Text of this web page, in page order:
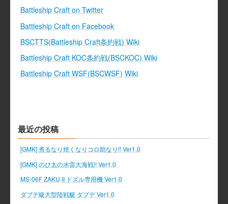
Battleship Craft on Twitter
Battleship Craft on Facebook
BSCTTS(Battleship Craft条約戦) Wiki
Battleship Craft KOC条約戦(BSCKOC) Wiki
Battleship Craft WSF(BSCWSF) Wiki
最近の投稿
[GMK] 煮るなり焼くなりコロ助なり!! Ver1.0
[GMK] のび太の水雷大海戦!! Ver1.0
MS-06F ZAKU II ドズル専用機 Ver1.0
ダブデ級大型陸戦艇 ダブデ Ver1.0